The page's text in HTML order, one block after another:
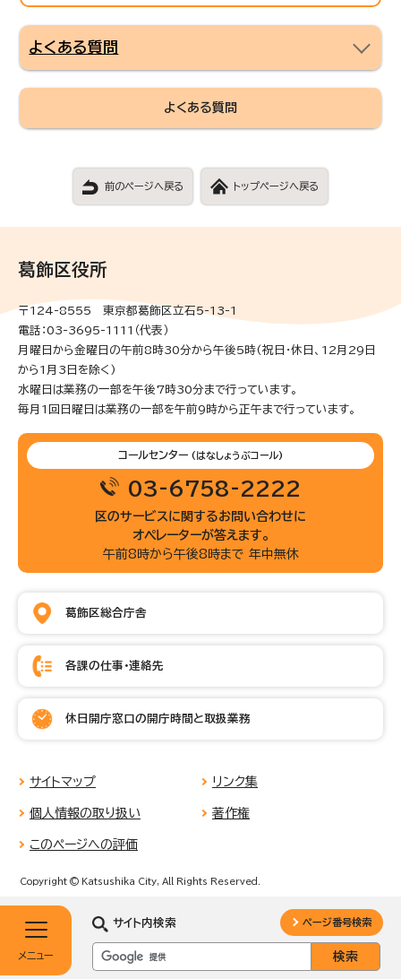
よくある質問
よくある質問
前のページへ戻る トップページへ戻る
メニュー
サイト内検索 ページ番号検索
葛飾区役所
〒124-8555 東京都葛飾区立石5-13-1
電話：03-3695-1111（代表）
月曜日から金曜日の午前8時30分から午後5時(祝日・休日、12月29日
から1月3日を除く)
水曜日は業務の一部を午後7時30分まで行っています。
毎月1回日曜日は業務の一部を午前9時から正午まで行っています。
コールセンター (はなしょうぶコール)
03-6758-2222
区のサービスに関するお問い合わせに
オペレーターが答えます。
午前8時から午後8時まで 年中無休
葛飾区総合庁舎
各課の仕事・連絡先
休日開庁窓口の開庁時間と取扱業務
サイトマップ リンク集
個人情報の取り扱い 著作権
このページへの評価
Copyright © Katsushika City, All Rights Reserved.